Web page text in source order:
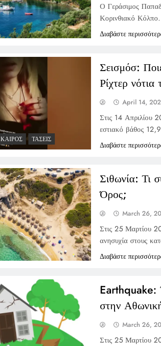
Ο Γεράσιμος
Κορινθιακό Κόλπο.
Διαβάστε
ΚΑΙΡΌΣ ΤΆΣΕΙΣ
Σεισμόσ:
Ρίχτερ
April 14,
Στις 14 Απριλίου
εστιακό βάθος 12,9
Διαβάστε
Σιθωνία: Τι
Όρος;
March 26,
Στις 25 Μαρτίου
ανησυχία στους
Διαβάστε
Earthquake:
στην
March 26,
Στις 25 Μαρτίου